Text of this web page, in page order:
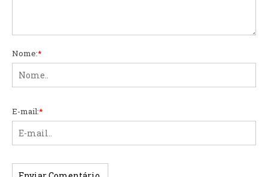
Nome:*
E-mail:*